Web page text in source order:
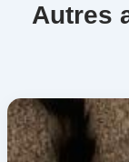
Autres